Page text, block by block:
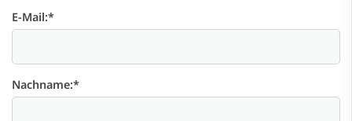
E-Mail:*
Nachname:*